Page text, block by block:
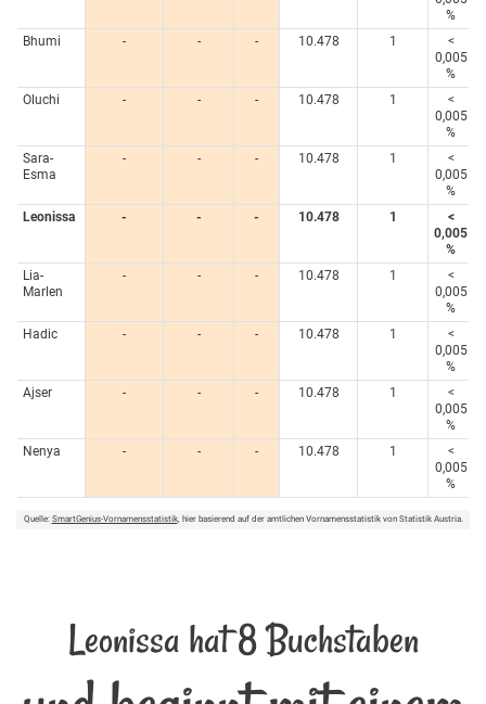
%
Bhumi
- - - 10.478 1
<
0,005
%
Oluchi
- - - 10.478 1
<
0,005
%
Sara-
Esma
- - - 10.478 1
<
0,005
%
Leonissa
- - - 10.478 1
<
0,005
%
Lia-
Marlen
- - - 10.478 1
<
0,005
%
Hadic
- - - 10.478 1
<
0,005
%
Ajser
- - - 10.478 1
<
0,005
%
Nenya
- - - 10.478 1
<
0,005
%
Quelle: SmartGenius-Vornamensstatistik, hier basierend auf der amtlichen Vornamensstatistik von Statistik Austria.
Leonissa hat 8 Buchstaben